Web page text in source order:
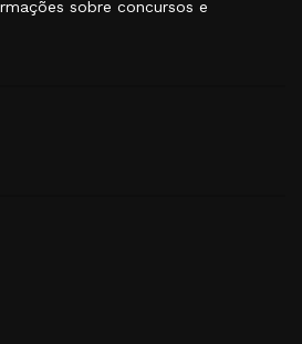
sobre concursos e